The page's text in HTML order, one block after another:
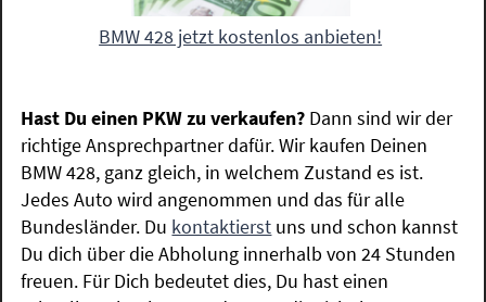
BMW 428 jetzt kostenlos anbieten!
Hast Du einen PKW zu verkaufen? Dann sind wir der
richtige Ansprechpartner dafür. Wir kaufen Deinen
BMW 428, ganz gleich, in welchem Zustand es ist.
Jedes Auto wird angenommen und das für alle
Bundesländer. Du kontaktierst uns und schon kannst
Du dich über die Abholung innerhalb von 24 Stunden
freuen. Für Dich bedeutet dies, Du hast einen